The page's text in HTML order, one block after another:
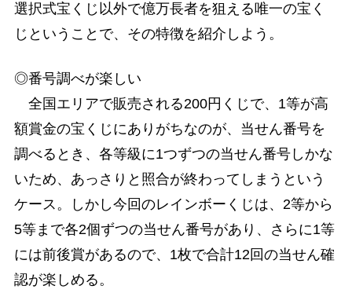
選択式宝くじ以外で億万長者を狙える唯一の宝く
じということで、その特徴を紹介しよう。
◎番号調べが楽しい
全国エリアで販売される200円くじで、1等が高
額賞金の宝くじにありがちなのが、当せん番号を
調べるとき、各等級に1つずつの当せん番号しかな
いため、あっさりと照合が終わってしまうという
ケース。しかし今回のレインボーくじは、2等から
5等まで各2個ずつの当せん番号があり、さらに1等
には前後賞があるので、1枚で合計12回の当せん確
認が楽しめる。